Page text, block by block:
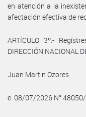
en atención a la
afectación efectiva de
ARTÍCULO 3º.-
DIRECCIÓN NACIONAL
Juan Martin Ozores
e. 08/07/2026 N°